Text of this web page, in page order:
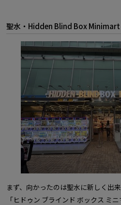
聖水・Hidden Blind Box Minimart
まず、向かったのは聖水に新しく出
「ヒドゥン ブラインド ボックス ミ